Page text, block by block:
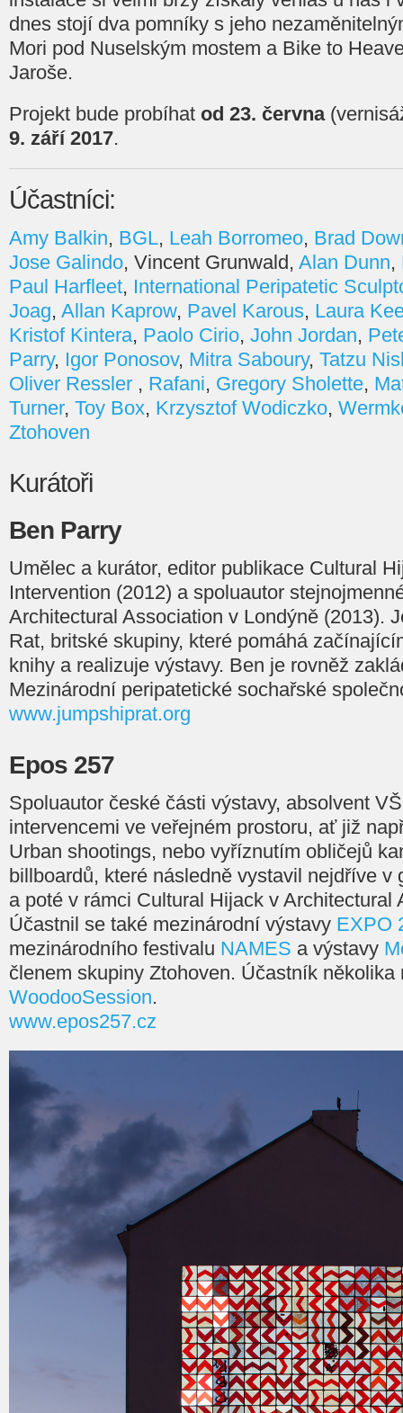
dnes stojí dva pomníky s jeho
Mori pod Nuselským mostem a Bike to
Jaroše.
Projekt bude probíhat od 23. června
9. září 2017.
Účastníci:
Amy Balkin, BGL, Leah Borromeo, Brad
Jose Galindo, Vincent Grunwald, Alan Dunn,
Paul Harfleet, International Peripatetic
Joag, Allan Kaprow, Pavel Karous, Laura
Kristof Kintera, Paolo Cirio, John Jordan,
Parry, Igor Ponosov, Mitra Saboury, Tatzu
Oliver Ressler , Rafani, Gregory Sholette,
Turner, Toy Box, Krzysztof Wodiczko,
Ztohoven
Kurátoři
Ben Parry
Umělec a kurátor, editor publikace Cultural
Intervention (2012) a spoluautor
Architectural Association v Londýně (2013).
Rat, britské skupiny, které pomáhá
knihy a realizuje výstavy. Ben je rovněž
Mezinárodní peripatetické sochařské
www.jumpshiprat.org
Epos 257
Spoluautor české části výstavy, absolvent
intervencemi ve veřejném prostoru, ať již
Urban shootings, nebo vyříznutím obličejů
billboardů, které následně vystavil nejdříve v
a poté v rámci Cultural Hijack v Architectural
Účastnil se také mezinárodní výstavy EXPO
mezinárodního festivalu NAMES a výstavy
členem skupiny Ztohoven. Účastník několika
WoodooSession.
www.epos257.cz